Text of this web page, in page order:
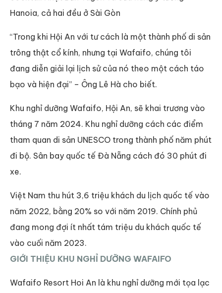
Hanoia, cả hai đều ở Sài Gòn
“Trong khi Hội An với tư cách là một thành phố di sản
trông thật cổ kính, nhưng tại Wafaifo, chúng tôi
đang diễn giải lại lịch sử của nó theo một cách táo
bạo và hiện đại” – Ông Lê Hà cho biết.
Khu nghỉ dưỡng Wafaifo, Hội An, sẽ khai trương vào
tháng 7 năm 2024. Khu nghỉ dưỡng cách các điểm
tham quan di sản UNESCO trong thành phố năm phút
đi bộ. Sân bay quốc tế Đà Nẵng cách đó 30 phút đi
xe.
Việt Nam thu hút 3,6 triệu khách du lịch quốc tế vào
năm 2022, bằng 20% so với năm 2019. Chính phủ
đang mong đợi ít nhất tám triệu du khách quốc tế
vào cuối năm 2023.
GIỚI THIỆU KHU NGHỈ DƯỠNG WAFAIFO
Wafaifo Resort Hoi An là khu nghỉ dưỡng mới tọa lạc